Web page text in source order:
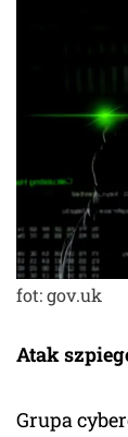
fot: gov.uk
Atak
Grupa